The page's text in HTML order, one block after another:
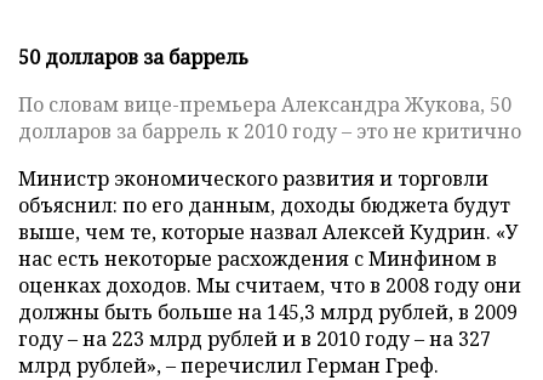
50 долларов за баррель
По словам вице-премьера Александра Жукова, 50
долларов за баррель к 2010 году – это не критично
Министр экономического развития и торговли
объяснил: по его данным, доходы бюджета будут
выше, чем те, которые назвал Алексей Кудрин. «У
нас есть некоторые расхождения с Минфином в
оценках доходов. Мы считаем, что в 2008 году они
должны быть больше на 145,3 млрд рублей, в 2009
году – на 223 млрд рублей и в 2010 году – на 327
млрд рублей», – перечислил Герман Греф.